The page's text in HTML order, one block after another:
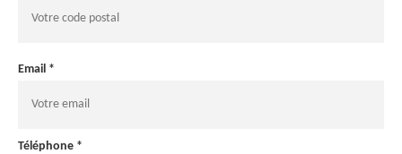
Email *
Téléphone *